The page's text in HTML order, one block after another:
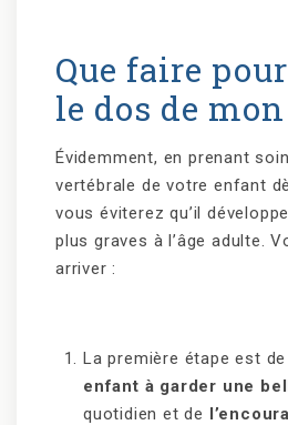
Que faire
le dos de
Évidemment, en prenant
vertébrale de votre enfant
vous éviterez qu’il
plus graves à l’âge adulte.
arriver :
La première étape est de
enfant à garder une
quotidien et de